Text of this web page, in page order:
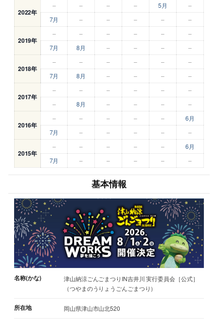
2022年
– – – – 5月
–
7月
– – – – –
2019年
– – – – –
–
7月
8月 – – – –
2018年
– – – – –
–
7月
8月 – – – –
2017年
– – – – –
–
–
8月 – – – –
2016年
– – – – –
6月
7月
– – – – –
2015年
– – – – –
6月
7月
– – – – –
基本情報
名称(かな)
津山納涼ごんごまつりIN吉井川 実行委員会［公式］
（つやまのうりょうごんごまつり）
所在地 岡山県津山市山北520